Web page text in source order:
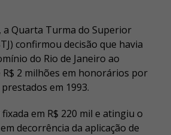
a Quarta Turma do Superior
confirmou decisão que havia
do Rio de Janeiro ao
2 milhões em honorários por
em 1993.
em R$ 220 mil e atingiu o
decorrência da aplicação de